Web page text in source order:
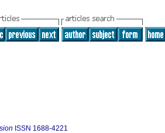
ISSN 1688-4221